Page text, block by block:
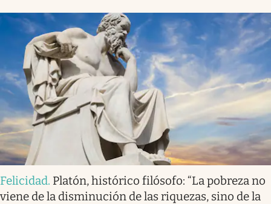
Felicidad. Platón, histórico filósofo: “La pobreza no
viene de la disminución de las riquezas, sino de la